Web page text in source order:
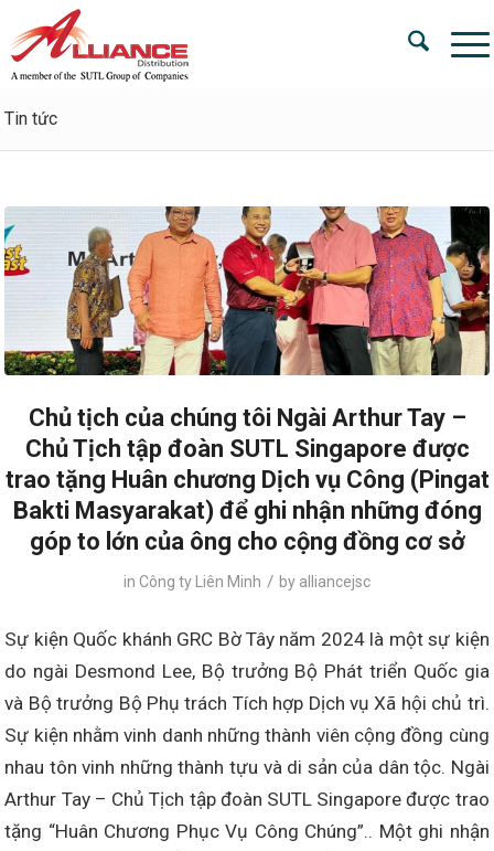
Tin tức
Chủ tịch của chúng tôi Ngài Arthur Tay –
Chủ Tịch tập đoàn SUTL Singapore được
trao tặng Huân chương Dịch vụ Công (Pingat
Bakti Masyarakat) để ghi nhận những đóng
góp to lớn của ông cho cộng đồng cơ sở
in Công ty Liên Minh / by alliancejsc
Sự kiện Quốc khánh GRC Bờ Tây năm 2024 là một sự kiện
do ngài Desmond Lee, Bộ trưởng Bộ Phát triển Quốc gia
và Bộ trưởng Bộ Phụ trách Tích hợp Dịch vụ Xã hội chủ trì.
Sự kiện nhằm vinh danh những thành viên cộng đồng cùng
nhau tôn vinh những thành tựu và di sản của dân tộc. Ngài
Arthur Tay – Chủ Tịch tập đoàn SUTL Singapore được trao
tặng “Huân Chương Phục Vụ Công Chúng”.. Một ghi nhận